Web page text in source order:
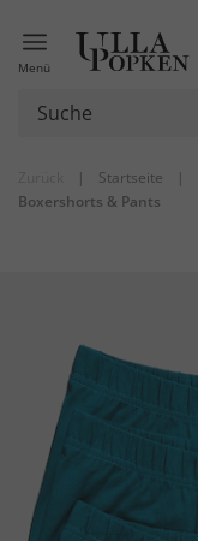
Menü
| Startseite |
Boxershorts & Pants